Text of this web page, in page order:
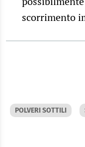
scorrimento
POLVERI SOTTILI